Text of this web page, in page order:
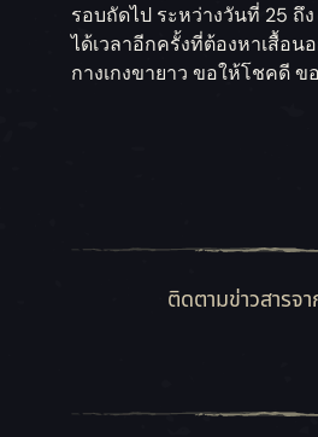
รอบถัดไป ระหว่างวันที่ 25 ถึ
ได้เวลาอีกครั้งที่ต้องหาเสื้อน
กางเกงขายาว ขอให้โชคดี ข
ติดตามข่าวสารจา